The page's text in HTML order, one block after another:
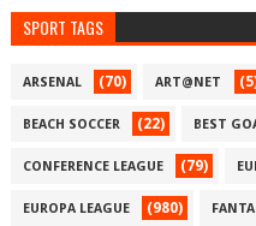
SPORT TAGS
ARSENAL (70) ART@NET
BEACH SOCCER (22) BEST
CONFERENCE LEAGUE (79)
EUROPA LEAGUE (980)